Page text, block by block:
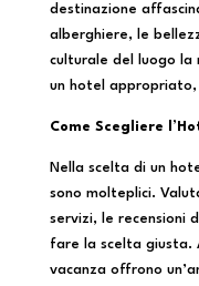
destinazione
alberghiere, le
culturale del luogo la
un hotel
Come Scegliere
Nella scelta di un
sono molteplici.
servizi, le recensioni
fare la scelta giusta.
vacanza offrono